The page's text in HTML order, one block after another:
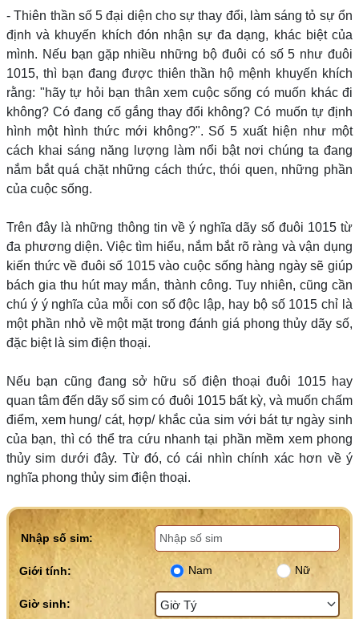
- Thiên thần số 5 đại diện cho sự thay đổi, làm sáng tỏ sự ổn
định và khuyến khích đón nhận sự đa dạng, khác biệt của
mình. Nếu bạn gặp nhiều những bộ đuôi có số 5 như đuôi
1015, thì bạn đang được thiên thần hộ mệnh khuyến khích
rằng: "hãy tự hỏi bạn thân xem cuộc sống có muốn khác đi
không? Có đang cố gắng thay đổi không? Có muốn tự định
hình một hình thức mới không?". Số 5 xuất hiện như một
cách khai sáng năng lượng làm nổi bật nơi chúng ta đang
nắm bắt quá chặt những cách thức, thói quen, những phần
của cuộc sống.
Trên đây là những thông tin về ý nghĩa dãy số đuôi 1015 từ
đa phương diện. Việc tìm hiểu, nắm bắt rõ ràng và vận dụng
kiến thức về đuôi số 1015 vào cuộc sống hàng ngày sẽ giúp
bách gia thu hút may mắn, thành công. Tuy nhiên, cũng cần
chú ý ý nghĩa của mỗi con số độc lập, hay bộ số 1015 chỉ là
một phần nhỏ về một mặt trong đánh giá phong thủy dãy số,
đặc biệt là sim điện thoại.
Nếu bạn cũng đang sở hữu số điện thoại đuôi 1015 hay
quan tâm đến dãy số sim có đuôi 1015 bất kỳ, và muốn chấm
điểm, xem hung/ cát, hợp/ khắc của sim với bát tự ngày sinh
của bạn, thì có thể tra cứu nhanh tại phần mềm xem phong
thủy sim dưới đây. Từ đó, có cái nhìn chính xác hơn về ý
nghĩa phong thủy sim điện thoại.
Nhập số sim:
Giới tính: Nam Nữ
Giờ sinh: